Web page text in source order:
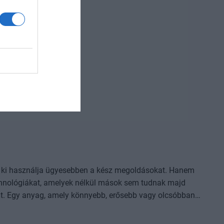
lehetőséget adnak a cégeknek. MIt kezdünk a
is felforgatja a mesterséges intelligencia? Mire
többek között ezekre a kérdésekre is
használja ügyesebben a kész megoldásokat. Hanem
amelyek nélkül mások sem tudnak majd
amely korábban kezelhetetlen betegségekre ad